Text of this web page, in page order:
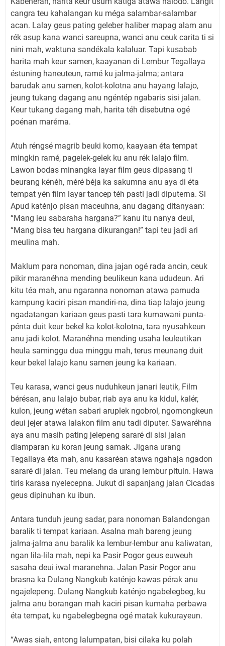
cangra teu kahalangan ku méga salambar-salambar
acan. Lalay geus pating geleber haliber mapag alam anu
rék asup kana wanci sareupna, wanci anu ceuk carita ti si
nini mah, waktuna sandékala kalaluar. Tapi kusabab
harita mah keur samen, kaayanan di Lembur Tegallaya
éstuning haneuteun, ramé ku jalma-jalma; antara
barudak anu samen, kolot-kolotna anu hayang lalajo,
jeung tukang dagang anu ngéntép ngabaris sisi jalan.
Keur tukang dagang mah, harita téh disebutna ogé
poénan maréma.
Atuh réngsé magrib beuki komo, kaayaan éta tempat
mingkin ramé, pagelek-gelek ku anu rék lalajo film.
Lawon bodas minangka layar film geus dipasang ti
beurang kénéh, méré béja ka sakumna anu aya di éta
tempat yén film layar tancep téh pasti jadi diputerna. Si
Apud katénjo pisan maceuhna, anu dagang ditanyaan:
“Mang ieu sabaraha hargana?” kanu itu nanya deui,
“Mang bisa teu hargana dikurangan!” tapi teu jadi ari
meulina mah.
Maklum para nonoman, dina jajan ogé rada ancin, ceuk
pikir maranéhna mending beulikeun kana ududeun. Ari
kitu téa mah, anu ngaranna nonoman atawa pamuda
kampung kaciri pisan mandiri-na, dina tiap lalajo jeung
ngadatangan kariaan geus pasti tara kumawani punta-
pénta duit keur bekel ka kolot-kolotna, tara nyusahkeun
anu jadi kolot. Maranéhna mending usaha leuleutikan
heula saminggu dua minggu mah, terus meunang duit
keur bekel lalajo kanu samen jeung ka kariaan.
Teu karasa, wanci geus nuduhkeun janari leutik, Film
bérésan, anu lalajo bubar, riab aya anu ka kidul, kalér,
kulon, jeung wétan sabari aruplek ngobrol, ngomongkeun
deui jejer atawa lalakon film anu tadi diputer. Sawaréhna
aya anu masih pating jelepeng sararé di sisi jalan
diamparan ku koran jeung samak. Jigana urang
Tegallaya éta mah, anu kasaréan atawa ngahaja ngadon
sararé di jalan. Teu melang da urang lembur pituin. Hawa
tiris karasa nyelecepna. Jukut di sapanjang jalan Cicadas
geus dipinuhan ku ibun.
Antara tunduh jeung sadar, para nonoman Balandongan
baralik ti tempat kariaan. Asalna mah bareng jeung
jalma-jalma anu baralik ka lembur-lembur anu kaliwatan,
ngan lila-lila mah, nepi ka Pasir Pogor geus euweuh
sasaha deui iwal maranehna. Jalan Pasir Pogor anu
brasna ka Dulang Nangkub katénjo kawas pérak anu
ngajelepeng. Dulang Nangkub katénjo ngabelegbeg, ku
jalma anu borangan mah kaciri pisan kumaha perbawa
éta tempat, ku ngabelegbegna ogé matak kukurayeun.
“Awas siah, entong lalumpatan, bisi cilaka ku polah